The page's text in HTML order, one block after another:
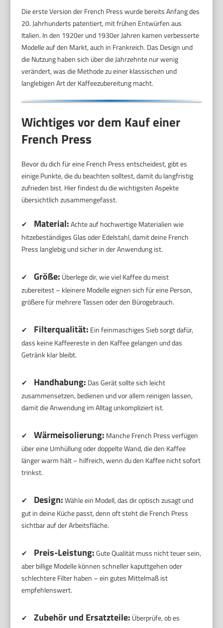
Die erste Version der French Press wurde bereits Anfang des
20. Jahrhunderts patentiert, mit frühen Entwürfen aus
Italien. In den 1920er und 1930er Jahren kamen verbesserte
Modelle auf den Markt, auch in Frankreich. Das Design und
die Nutzung haben sich über die Jahrzehnte nur wenig
verändert, was die Methode zu einer klassischen und
langlebigen Art der Kaffeezubereitung macht.
Wichtiges vor dem Kauf einer
French Press
Bevor du dich für eine French Press entscheidest, gibt es
einige Punkte, die du beachten solltest, damit du langfristig
zufrieden bist. Hier findest du die wichtigsten Aspekte
übersichtlich zusammengefasst.
✔ Material:Achte auf hochwertige Materialien wie
hitzebeständiges Glas oder Edelstahl, damit deine French
Press langlebig und sicher in der Anwendung ist.
✔ Größe: Überlege dir, wie viel Kaffee du meist
zubereitest – kleinere Modelle eignen sich für eine Person,
größere für mehrere Tassen oder den Bürogebrauch.
✔ Filterqualität: Ein feinmaschiges Sieb sorgt dafür,
dass keine Kaffeereste in den Kaffee gelangen und das
Getränk klar bleibt.
✔ Handhabung: Das Gerät sollte sich leicht
zusammensetzen, bedienen und vor allem reinigen lassen,
damit die Anwendung im Alltag unkompliziert ist.
✔ Wärmeisolierung: Manche French Press verfügen
über eine Umhüllung oder doppelte Wand, die den Kaffee
länger warm hält – hilfreich, wenn du den Kaffee nicht sofort
trinkst.
✔ Design:Wähle ein Modell, das dir optisch zusagt und
gut in deine Küche passt, denn oft steht die French Press
sichtbar auf der Arbeitsfläche.
✔ Preis-Leistung:Gute Qualität muss nicht teuer sein,
aber billige Modelle können schneller kaputtgehen oder
schlechtere Filter haben – ein gutes Mittelmaß ist
empfehlenswert.
✔ Zubehör und Ersatzteile: Überprüfe, ob es